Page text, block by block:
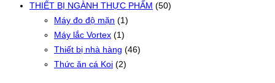
THIẾT BỊ NGÀNH THỰC PHẨM (50)
Máy đo độ mặn (1)
Máy lắc Vortex (1)
Thiết bị nhà hàng (46)
Thức ăn cá Koi (2)